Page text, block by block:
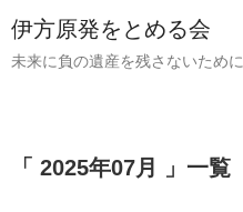
伊方原発をとめる会
未来に負の遺産を残さないために
「 2025年07月 」一覧